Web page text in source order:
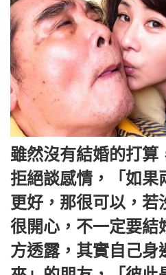
雖然沒有結婚的打算
拒絕談感情，「如果
更好，那很可以，若
很開心，不一定要結
方透露，其實自己身